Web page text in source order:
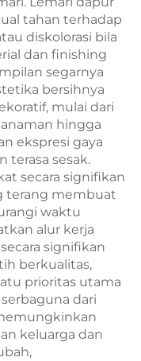
tahan terhadap
diskolorasi bila
dan finishing
segarnya
bersihnya
mulai dari
hingga
ekspresi gaya
terasa sesak.
secara signifikan
terang membuat
waktu
alur kerja
signifikan
berkualitas,
prioritas utama
dari
keluarga dan